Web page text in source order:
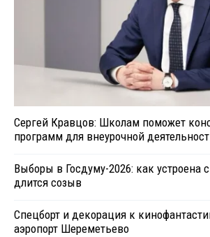
Сергей Кравцов: Школам поможет
программ для внеурочной
Выборы в Госдуму-2026: как устроена
длится созыв
Спецборт и декорация к
аэропорт Шереметьево